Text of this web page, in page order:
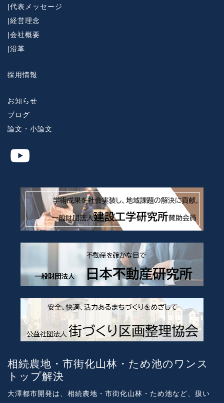
|代表メッセージ
|経営理念
|会社概要
|沿革
採用情報
お知らせ
ブログ
論文・小論文
相続農地・市街化山林・ため池のワンス
トップ解決
大澤都市開発は、相続農地・市街化山林・ため池など、扱い